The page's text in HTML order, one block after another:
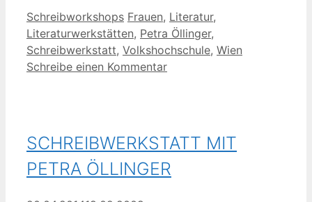
Kategorien
Schreibworkshops Schlagwörter
Frauen, Literatur,
Literaturwerkstätten, Petra Öllinger,
Schreibwerkstatt, Volkshochschule, Wien
Schreibe einen Kommentar
SCHREIBWERKSTATT MIT
PETRA ÖLLINGER